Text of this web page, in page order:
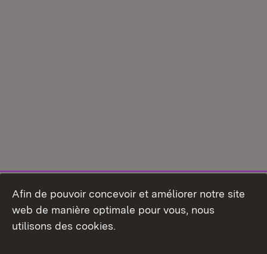
Afin de pouvoir concevoir et améliorer notre site
web de manière optimale pour vous, nous
utilisons des cookies.